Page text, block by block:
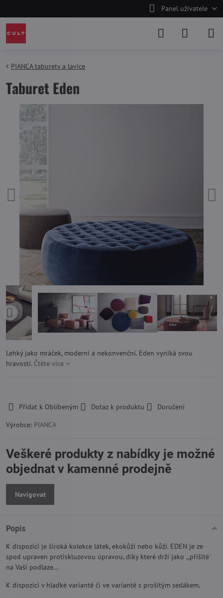
Panel uživatele
PIANCA taburety a lavice
Taburet Eden
Lehký jako mráček, moderní a nekonvenční. Eden vyniká svou
hravostí. Čtěte více
Přidat k Oblíbeným
Dotaz k produktu
Doručení
Výrobce: PIANCA
Veškeré produkty z nabídky je možné
objednat v kamenné prodejně
Navigovat
Popis
K dispozici je široká kolekce látek, ekokůží nebo kůží. EDEN je ze
spod upraven protiskluzovou úpravou, díky které drží jako ,,přišité¨
na Vaší podlaze...
K dispozici v hladké variantě či ve variantě s prošitým sedákem.